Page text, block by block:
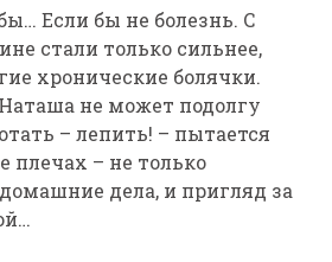
Если бы не болезнь. С
стали только сильнее,
хронические болячки.
не может подолгу
– лепить! – пытается
плечах – не только
дела, и пригляд за